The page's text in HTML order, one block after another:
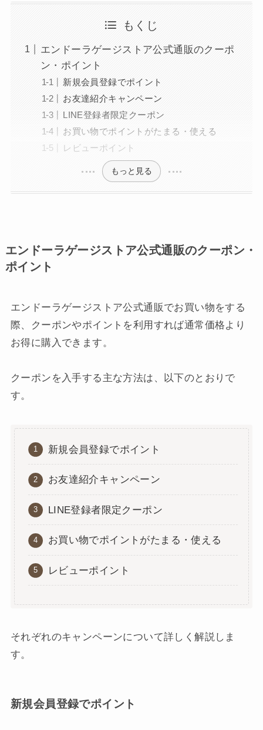
もくじ
エンドーラゲージストア公式通販のクーポ
ン・ポイント
新規会員登録でポイント
お友達紹介キャンペーン
LINE登録者限定クーポン
お買い物でポイントがたまる・使える
レビューポイント
もっと見る
エンドーラゲージストア公式通販のクーポン・
ポイント
エンドーラゲージストア公式通販でお買い物をする
際、クーポンやポイントを利用すれば通常価格より
お得に購入できます。
クーポンを入手する主な方法は、以下のとおりで
す。
新規会員登録でポイント
お友達紹介キャンペーン
LINE登録者限定クーポン
お買い物でポイントがたまる・使える
レビューポイント
それぞれのキャンペーンについて詳しく解説しま
す。
新規会員登録でポイント